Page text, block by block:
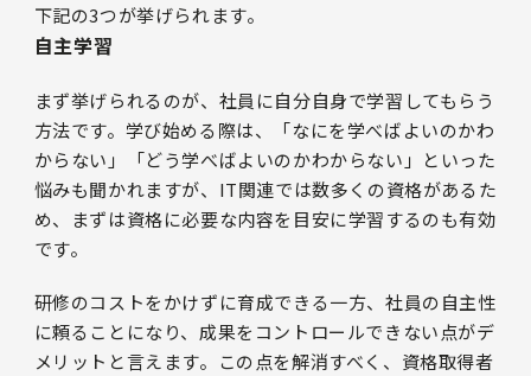
下記の3つが挙げられます。
自主学習
まず挙げられるのが、社員に自分自身で学習してもらう
方法です。学び始める際は、「なにを学べばよいのかわ
からない」「どう学べばよいのかわからない」といった
悩みも聞かれますが、IT関連では数多くの資格があるた
め、まずは資格に必要な内容を目安に学習するのも有効
です。
研修のコストをかけずに育成できる一方、社員の自主性
に頼ることになり、成果をコントロールできない点がデ
メリットと言えます。この点を解消すべく、資格取得者